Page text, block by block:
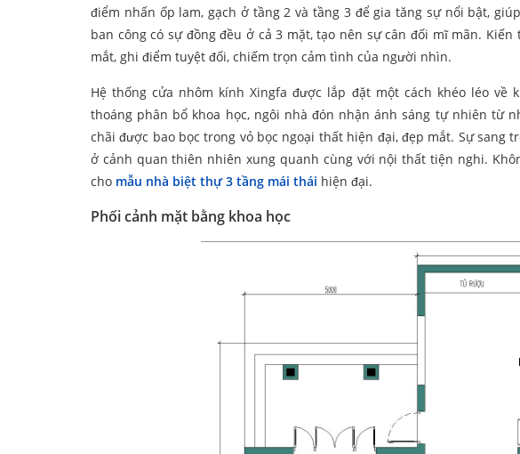
điểm nhấn ốp lam, gạch ở tầng 2 và tầng 3 để gia tăng sự nổi bật,
ban công có sự đồng đều ở cả 3 mặt, tạo nên sự cân đối mĩ mãn.
mắt, ghi điểm tuyệt đối, chiếm trọn cảm tình của người nhìn.
Hệ thống cửa nhôm kính Xingfa được lắp đặt một cách khéo léo về
thoáng phân bổ khoa học, ngôi nhà đón nhận ánh sáng tự nhiên từ
chãi được bao bọc trong vỏ bọc ngoại thất hiện đại, đẹp mắt. Sự sang
ở cảnh quan thiên nhiên xung quanh cùng với nội thất tiện nghi.
cho mẫu nhà biệt thự 3 tầng mái thái hiện đại.
Phối cảnh mặt bằng khoa học